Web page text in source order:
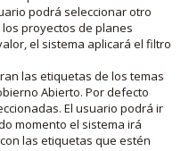
podrá seleccionar otro
proyectos de planes
el sistema aplicará el filtro
las etiquetas de los temas
Abierto. Por defecto
El usuario podrá ir
momento el sistema irá
las etiquetas que estén